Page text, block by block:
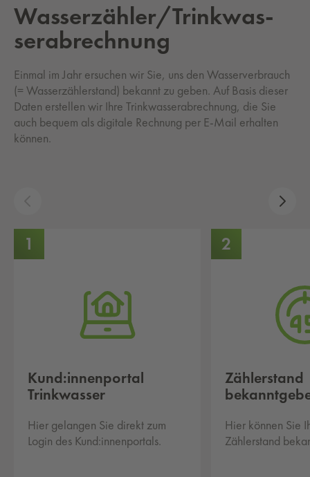
Was­ser­zäh­ler/Trink­was­
ser­ab­rech­nung
Einmal im Jahr ersuchen wir Sie, uns den Wasserverbrauch
(= Wasserzählerstand) bekannt zu geben. Auf Basis dieser
Daten erstellen wir Ihre Trinkwasserabrechnung, die Sie
auch bequem als digitale Rechnung per E-Mail erhalten
können.
1
Kund:innenportal
Trinkwasser
Hier gelangen Sie direkt zum
Login des Kund:innenportals.
2
Zählerstand
Hier können Sie
Zählerstand